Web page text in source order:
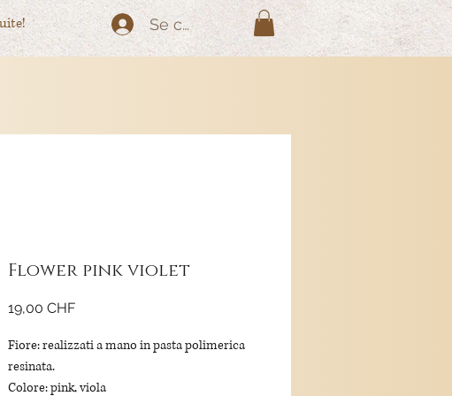
Se connecter
Flower pink violet
19,00 CHFPrix
Fiore: realizzati a mano in pasta polimerica
resinata.
Colore: pink, viola